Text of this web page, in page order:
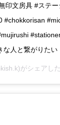
印文房具 #ステ
#chokkorisan
な人と繋がりたい
がシェアし